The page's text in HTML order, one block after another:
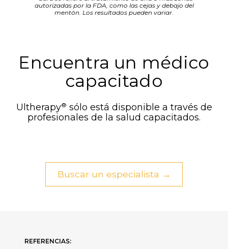
autorizadas por la FDA, como las cejas y debajo del
mentón. Los resultados pueden variar.
Encuentra un médico
capacitado
Ultherapy® sólo está disponible a través de
profesionales de la salud capacitados.
Buscar un especialista →
REFERENCIAS: